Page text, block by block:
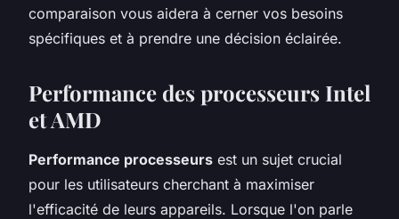
comparaison vous aidera à cerner vos besoins
spécifiques et à prendre une décision éclairée.
Performance des processeurs Intel
et AMD
Performance processeurs est un sujet crucial
pour les utilisateurs cherchant à maximiser
l'efficacité de leurs appareils. Lorsque l'on parle